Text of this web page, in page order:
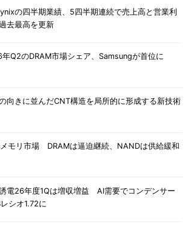
の四半期業績、5四半期連続で売上高と営業利
去最高を更新
Q2のDRAM市場シェア、Samsungが首位に
向きに並んだCNT構造を局所的に形成する新技術
モリ市場 DRAMは逼迫継続、NANDは供給緩和
電26年度1Qは増収増益 AI需要でコンデンサー
シオ1.72に